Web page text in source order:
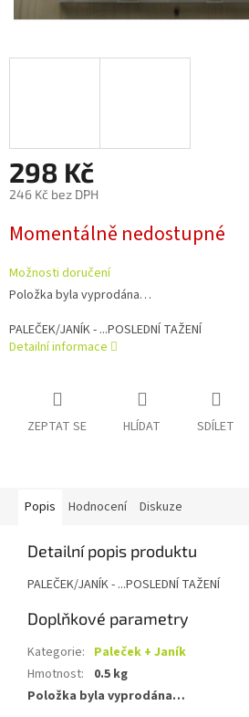
298 Kč
246 Kč bez DPH
cena:
Momentálně nedostupné
Možnosti doručení
Položka byla vyprodána…
PALEČEK/JANÍK - ...POSLEDNÍ TAŽENÍ
Detailní informace
ZEPTAT SE HLÍDAT SDÍLET
Popis Hodnocení Diskuze
Detailní popis produktu
PALEČEK/JANÍK - ...POSLEDNÍ TAŽENÍ
Doplňkové parametry
Kategorie: Paleček + Janík
Hmotnost:
0.5 kg
Položka byla vyprodána…